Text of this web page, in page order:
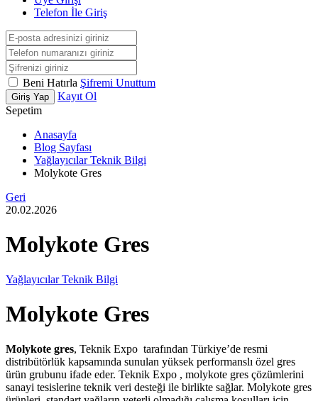
Telefon İle Giriş
Beni Hatırla Şifremi Unuttum
Giriş Yap
Kayıt Ol
Sepetim
Anasayfa
Blog Sayfası
Yağlayıcılar Teknik Bilgi
Molykote Gres
Geri
20.02.2026
Molykote Gres
Yağlayıcılar Teknik Bilgi
Molykote Gres
Molykote gres, Teknik Expo tarafından Türkiye’de resmi
distribütörlük kapsamında sunulan yüksek performanslı özel gres
ürün grubunu ifade eder. Teknik Expo , molykote gres çözümlerini
sanayi tesislerine teknik veri desteği ile birlikte sağlar. Molykote gres